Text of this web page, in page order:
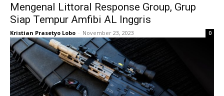
Mengenal Littoral Response Group, Grup
Siap Tempur Amfibi AL Inggris
Kristian Prasetyo Lobo - November 23, 2023 0